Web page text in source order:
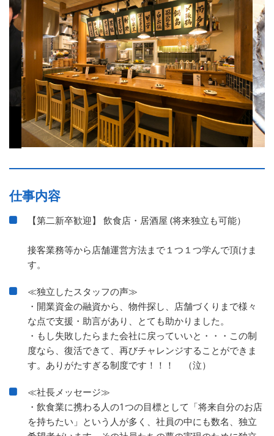
仕事内容
【第二新卒歓迎】 飲食店・居酒屋 (将来独立も可能）
接客業務等から店舗運営方法まで１つ１つ学んで頂けま
す。
≪独立したスタッフの声≫
・開業資金の融資から、物件探し、店舗づくりまで様々
な点で支援・助言があり、とても助かりました。
・もし失敗したらまた会社に戻っていいと・・・この制
度なら、復活できて、再びチャレンジすることができま
す。ありがたすぎる制度です！！！ （泣）
≪社長メッセージ≫
・飲食業に携わる人の1つの目標として「将来自分のお店
を持ちたい」という人が多く、社員の中にも数名、独立